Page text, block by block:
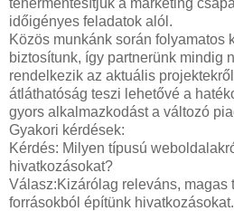
időigényes feladatok alól.
Közös munkánk során folyamatos
biztosítunk, így partnerünk mindig
rendelkezik az aktuális
átláthatóság teszi lehetővé a
gyors alkalmazkodást a változó
Gyakori kérdések:
Kérdés: Milyen típusú
hivatkozásokat?
Válasz:Kizárólag releváns, magas
forrásokból építünk